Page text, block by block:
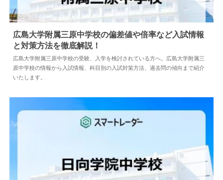
中学情報 2024.04.18
広島大学附属三原中学校の偏差値や倍率など入試情報
と対策方法を徹底解説！
広島大学附属三原中学校の受験、入学を検討されている方へ。広島大学附属三
原中学校の情報から入試情報、科目別の入試対策方法、過去問の傾向まで紹介
いたします。